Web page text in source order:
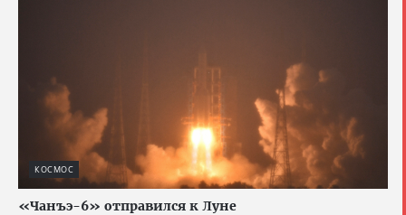
КОСМОС
«Чанъэ-6» отправился к Луне